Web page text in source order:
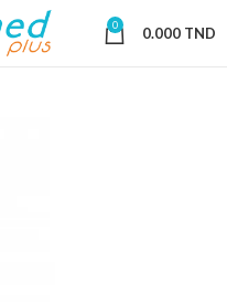
0 0.000 TND